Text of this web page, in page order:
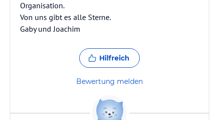
Organisation.
Von uns gibt es alle Sterne.
Gaby und Joachim
Hilfreich
Bewertung melden